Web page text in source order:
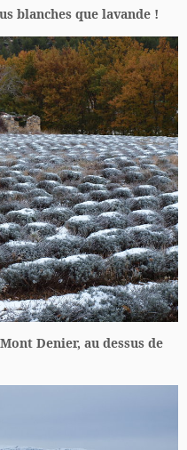
blanches que lavande !
Denier, au dessus de